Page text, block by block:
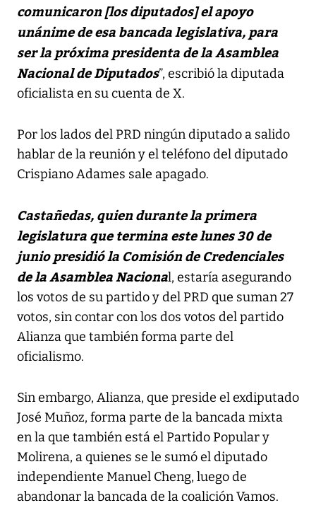
comunicaron [los diputados] el apoyo
unánime de esa bancada legislativa, para
ser la próxima presidenta de la Asamblea
Nacional de Diputados”, escribió la diputada
oficialista en su cuenta de X.
Por los lados del PRD ningún diputado a salido
hablar de la reunión y el teléfono del diputado
Crispiano Adames sale apagado.
Castañedas, quien durante la primera
legislatura que termina este lunes 30 de
junio presidió la Comisión de Credenciales
de la Asamblea Nacional, estaría asegurando
los votos de su partido y del PRD que suman 27
votos, sin contar con los dos votos del partido
Alianza que también forma parte del
oficialismo.
Sin embargo, Alianza, que preside el exdiputado
José Muñoz, forma parte de la bancada mixta
en la que también está el Partido Popular y
Molirena, a quienes se le sumó el diputado
independiente Manuel Cheng, luego de
abandonar la bancada de la coalición Vamos.